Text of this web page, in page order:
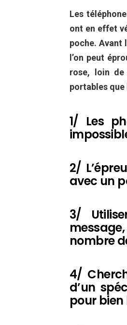
Les
ont en effet
poche. Avant
l’on peut
rose, loin de
portables que
1/ Les
2/
avec un
3/
nombre
4/
d’un
pour bien